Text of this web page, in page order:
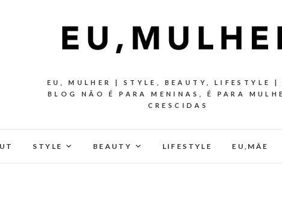
EU, MULHER | STYLE, BEAUTY, LIFESTYLE |
BLOG NÃO É PARA MENINAS, É PARA
CRESCIDAS
STYLE BEAUTY LIFESTYLE EU,MÂE